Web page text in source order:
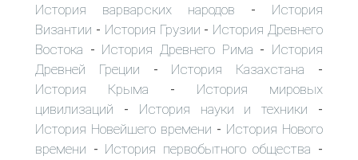
История варварских народов - История
Византии - История Грузии - История Древнего
Востока - История Древнего Рима - История
Древней Греции - История Казахстана -
История Крыма - История мировых
цивилизаций - История науки и техники -
История Новейшего времени - История Нового
времени - История первобытного общества -